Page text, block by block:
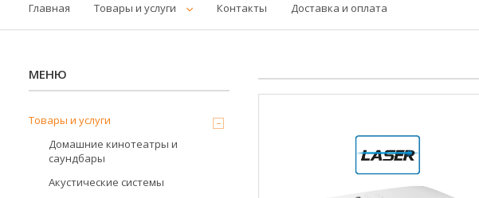
Главная Товары и услуги Контакты Доставка и оплата
Товары и услуги
Домашние кинотеатры и
саундбары
Акустические системы